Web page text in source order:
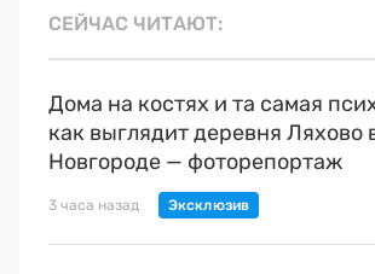
СЕЙЧАС ЧИТАЮТ
Дома на костях и та самая
как выглядит деревня
Новгороде — фоторепортаж
3 часа назад